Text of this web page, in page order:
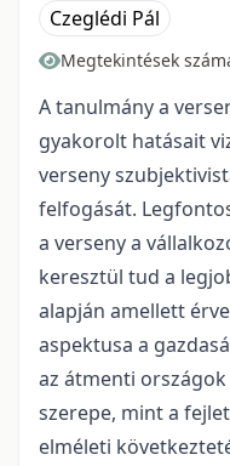
Czeglédi Pál
Megtekintések
A tanulmány a
gyakorolt hatásait
verseny
felfogását.
a verseny a
keresztül tud a
alapján amellett
aspektusa a
az átmenti
szerepe, mint a
elméleti